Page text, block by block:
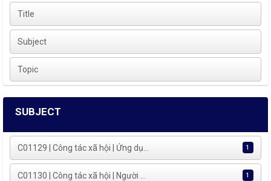
Title
Subject
Topic
SUBJECT
C01129 | Công tác xã hội | Ứng dụ... 1
C01130 | Công tác xã hội | Người ... 1